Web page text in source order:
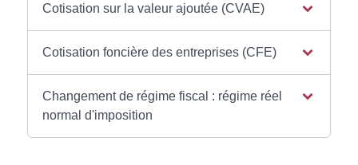
Cotisation sur la valeur ajoutée (CVAE)
Cotisation foncière des entreprises (CFE)
Changement de régime fiscal : régime réel
normal d'imposition